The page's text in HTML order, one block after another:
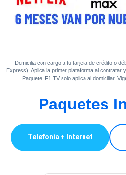
Domicilia con cargo a tu tarjeta de crédito o
Express). Aplica la primer plataforma al contratar
Paquete. F1 TV solo aplica al domiciliar.
Paquetes
Telefonía + Internet